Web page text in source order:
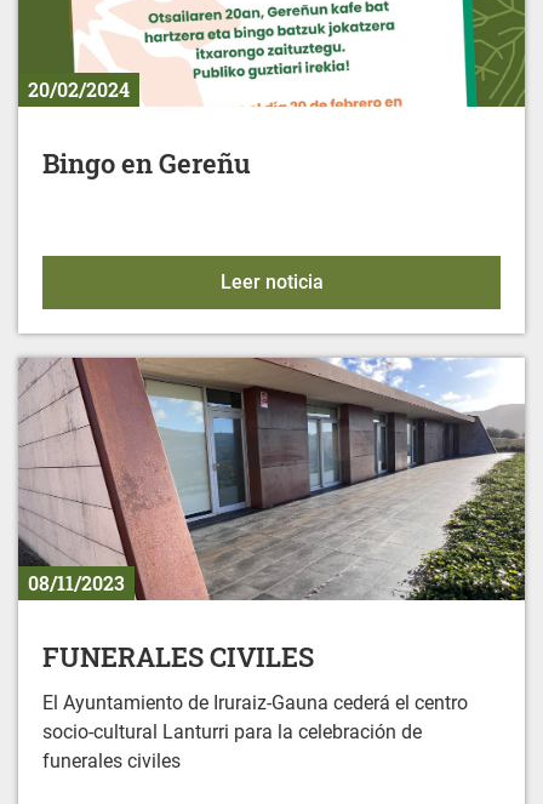
20/02/2024
Bingo en Gereñu
Leer noticiaBingo en Gereñu
08/11/2023
FUNERALES CIVILES
El Ayuntamiento de Iruraiz-Gauna cederá el centro
socio-cultural Lanturri para la celebración de
funerales civiles